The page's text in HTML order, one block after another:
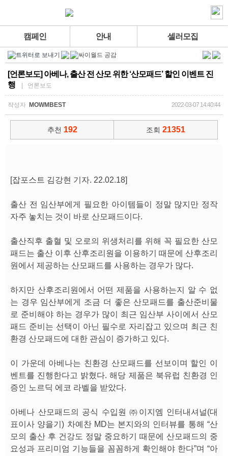
캠페인 안내 셀러모집
[언론보도] 아베나, 출산 전 산모 위한 ‘산모패드’ 할인 이벤트 진
행
| 언론보도
작성자 MOWMBEST 2022-03-07 14:40:44
추천 192 조회 21351
[잡포스트 김강현 기자. 22.02.18]
출산 전 임산부에게 필요한 아이템들이 정말 많지만 정작
자주 놓치는 것이 바로 산모패드이다.
출산직후 출혈 및 오로의 위생처리를 위해 꼭 필요한 산모
패드는 출산 이후 산후조리원을 이용하기 때문에 산후조리
원에서 제공하는 산모패드를 사용하는 경우가 많다.
하지만 산후조리원에서 어떤 제품을 사용하는지 알 수 없
는 경우 임산부에게 조금 더 좋은 산모패드를 출산준비물
로 준비해야 하는 경우가 많이 최근 임산부 사이에서 산모
패드 준비는 선택이 아닌 필수로 자리잡고 있으며 최근 친
환경 산모패드에 대한 관심이 증가하고 있다.
이 가운데 아베나는 친환경 산모패드를 선보이며 할인 이
벤트를 진행한다고 밝혔다. 해당 제품은 북유럽 친환경 인
증인 노르딕 에코 라벨을 받았다.
아베나 산모패드의 공식 수입원 ㈜이지엠 인터내셔널(대
표이사 양을기) 차예찬 MD는 본지와의 인터뷰를 통해 “산
모의 출산 후 건강도 정말 중요하기 때문에 산모패드의 중
요성과 프리미엄 기능들을 꼼꼼하게 확인해야 한다”며 “아